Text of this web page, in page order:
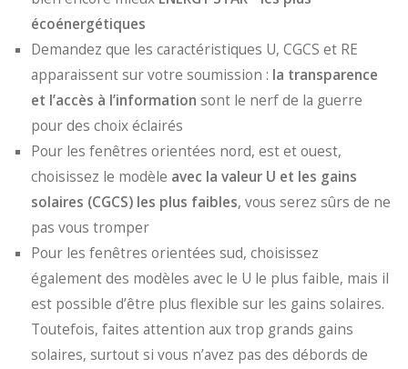
écoénergétiques
Demandez que les caractéristiques U, CGCS et RE
apparaissent sur votre soumission : la transparence
et l’accès à l’information sont le nerf de la guerre
pour des choix éclairés
Pour les fenêtres orientées nord, est et ouest,
choisissez le modèle avec la valeur U et les gains
solaires (CGCS) les plus faibles, vous serez sûrs de ne
pas vous tromper
Pour les fenêtres orientées sud, choisissez
également des modèles avec le U le plus faible, mais il
est possible d’être plus flexible sur les gains solaires.
Toutefois, faites attention aux trop grands gains
solaires, surtout si vous n’avez pas des débords de